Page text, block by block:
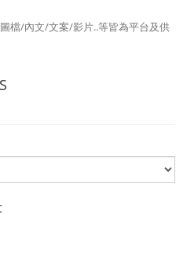
檔/內文/文案/影片..等皆為平台及供